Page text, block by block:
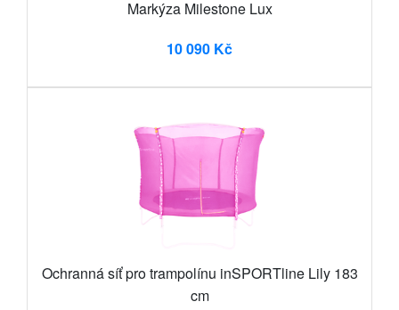
Markýza Milestone Lux
10 090 Kč
Ochranná síť pro trampolínu inSPORTline Lily 183
cm